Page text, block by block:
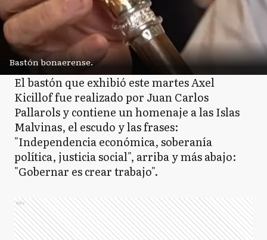
Bastón bonaerense.
El bastón que exhibió este martes Axel
Kicillof fue realizado por Juan Carlos
Pallarols y contiene un homenaje a las Islas
Malvinas, el escudo y las frases:
"Independencia económica, soberanía
política, justicia social", arriba y más abajo:
"Gobernar es crear trabajo".
Ads